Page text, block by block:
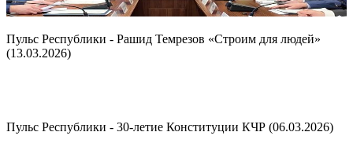
Пульс Республики - Рашид Темрезов «Строим для людей»
(13.03.2026)
Пульс Республики - 30-летие Конституции КЧР (06.03.2026)